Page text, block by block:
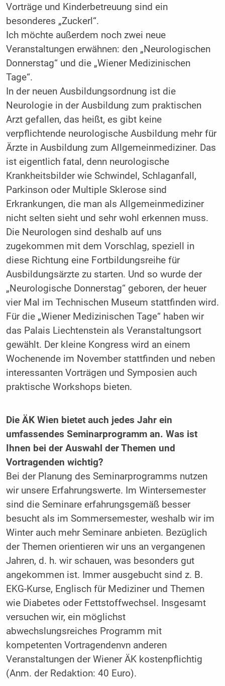
Vorträge und Kinderbetreuung sind ein
besonderes „Zuckerl“.
Ich möchte außerdem noch zwei neue
Veranstaltungen erwähnen: den „Neuro­logischen
Donnerstag“ und die „Wiener Medizinischen
Tage“.
In der neuen Ausbildungsordnung ist die
Neurologie in der Ausbildung zum praktischen
Arzt gefallen, das heißt, es gibt keine
verpflichtende neurologische Ausbildung mehr für
Ärzte in Ausbildung zum Allgemeinmediziner. Das
ist eigentlich fatal, denn neurologische
Krankheitsbilder wie Schwindel, Schlaganfall,
Parkinson oder Multiple ­Sklerose sind
Erkrankungen, die man als Allgemeinmediziner
nicht selten sieht und sehr wohl erkennen muss.
Die Neurologen sind deshalb auf uns
zugekommen mit dem Vorschlag, speziell in
diese Richtung eine Fortbildungsreihe für
Ausbildungsärzte zu starten. Und so wurde der
„Neurologische Donnerstag“ geboren, der heuer
vier Mal im Technischen Museum stattfinden wird.
Für die „Wiener Medizinischen Tage“ haben wir
das Palais Liechtenstein als Veranstaltungsort
gewählt. Der kleine Kongress wird an einem
Wochenende im November stattfinden und neben
interessanten Vorträgen und Symposien auch
praktische Workshops bieten.
Die ÄK Wien bietet auch jedes Jahr ein
umfassendes Seminarprogramm an. Was ist
Ihnen bei der Auswahl der ­Themen und
Vortragenden wichtig?
Bei der Planung des Seminarprogramms nutzen
wir unsere Erfahrungswerte. Im Wintersemester
sind die Seminare erfahrungsgemäß besser
besucht als im Sommersemester, weshalb wir im
­Winter auch mehr Seminare anbieten. Bezüglich
der Themen orientieren wir uns an vergangenen
Jahren, d. h. wir schauen, was besonders gut
angekommen ist. Immer ausgebucht sind z. B.
EKG-Kurse, Englisch für Mediziner und Themen
wie Diabetes oder Fettstoffwechsel. Insgesamt
versuchen wir, ein möglichst
abwechslungsreiches Programm mit
kompetenten Vortragendenvn anderen
Veranstaltungen der Wiener ÄK kostenpflichtig
(Anm. der Redaktion: 40 Euro).